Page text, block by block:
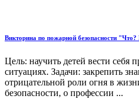
Викторина по пожарной безопасности "Что?
Цель: научить детей вести себя
ситуациях. Задачи: закрепить
отрицательной роли огня в
безопасности, о профессии ...